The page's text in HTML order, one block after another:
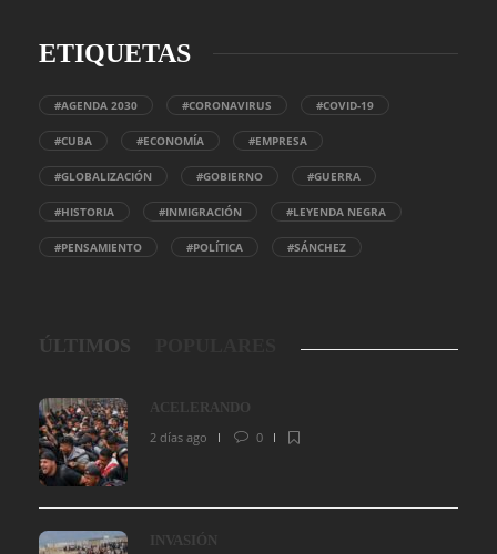
ETIQUETAS
#AGENDA 2030 #CORONAVIRUS #COVID-19
#CUBA #ECONOMÍA #EMPRESA
#GLOBALIZACIÓN #GOBIERNO #GUERRA
#HISTORIA #INMIGRACIÓN #LEYENDA NEGRA
#PENSAMIENTO #POLÍTICA #SÁNCHEZ
ÚLTIMOS
ACELERANDO
2 días ago
0
INVASIÓN